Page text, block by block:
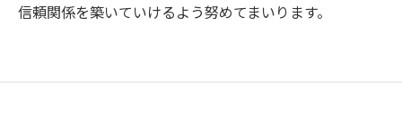
信頼関係を築いていけるよう努めてまいります。